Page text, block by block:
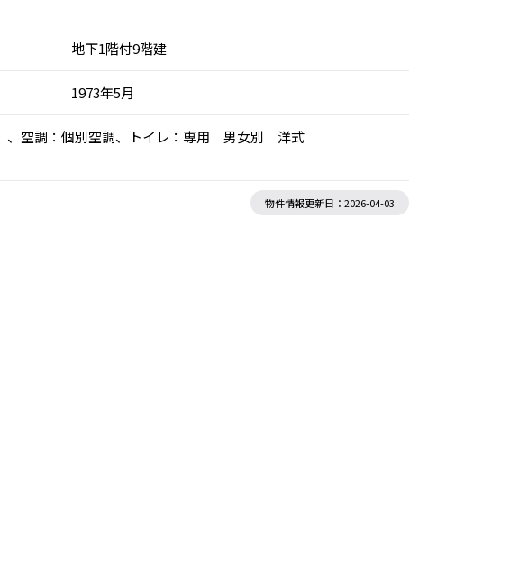
地下1階付9階建
1973年5月
、空調：個別空調、トイレ：専用 男女別 洋式
物件情報更新日：2026-04-03